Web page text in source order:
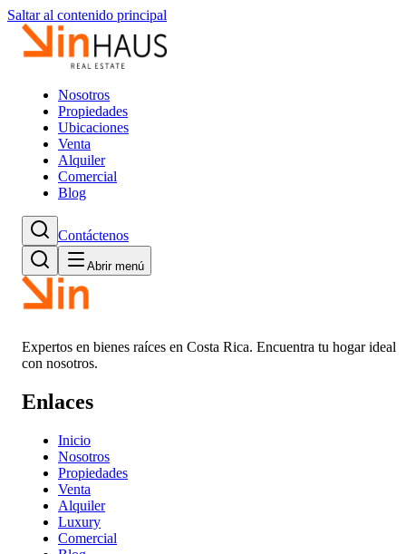
Saltar al contenido principal
Nosotros
Propiedades
Ubicaciones
Venta
Alquiler
Comercial
Blog
Contáctenos
Abrir menú
Expertos en bienes raíces en Costa Rica. Encuentra tu hogar ideal
con nosotros.
Enlaces
Inicio
Nosotros
Propiedades
Venta
Alquiler
Luxury
Comercial